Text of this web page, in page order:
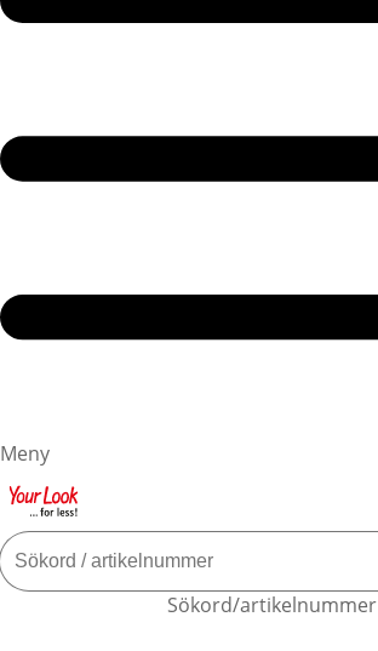
Meny
Sökord/artikelnummer